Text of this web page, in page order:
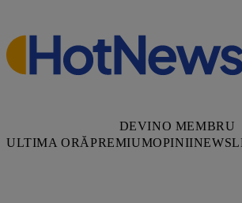
DEVINO MEMBRU
ULTIMA ORĂPREMIUMOPINII